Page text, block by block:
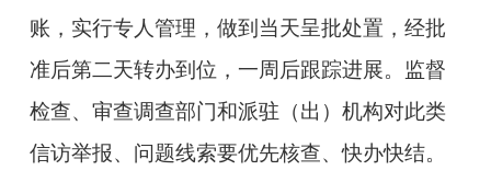
账，实行专人管理，做到当天呈批处置，经批
准后第二天转办到位，一周后跟踪进展。监督
检查、审查调查部门和派驻（出）机构对此类
信访举报、问题线索要优先核查、快办快结。